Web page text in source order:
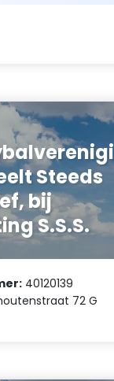
Steeds
bij
S.S.S.
40120139
72 G